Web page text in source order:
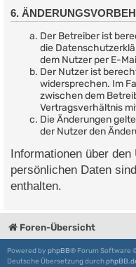
6.
Der Betreiber ist
die
dem Nutzer per E-
Der Nutzer ist
widersprechen. Im
zwischen dem
Vertragsverhältnis
Die Änderungen
der Nutzer den
Informationen über
persönlichen Daten
enthalten.
Foren-Übersicht
Powered by phpBB® Forum Software
Deutsche Übersetzung durch